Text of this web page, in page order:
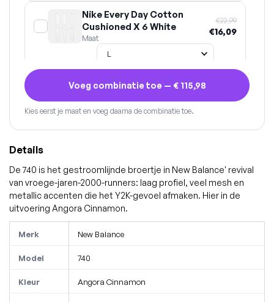
Nike Every Day Cotton
Cushioned X 6 White
Maat
€22,99
€16,09
Voeg combinatie toe — € 115,98
Kies eerst je maat en voeg daarna de combinatie toe.
Details
De 740 is het gestroomlijnde broertje in New Balance' revival
van vroege-jaren-2000-runners: laag profiel, veel mesh en
metallic accenten die het Y2K-gevoel afmaken. Hier in de
uitvoering Angora Cinnamon.
Merk New Balance
Model 740
Kleur Angora Cinnamon